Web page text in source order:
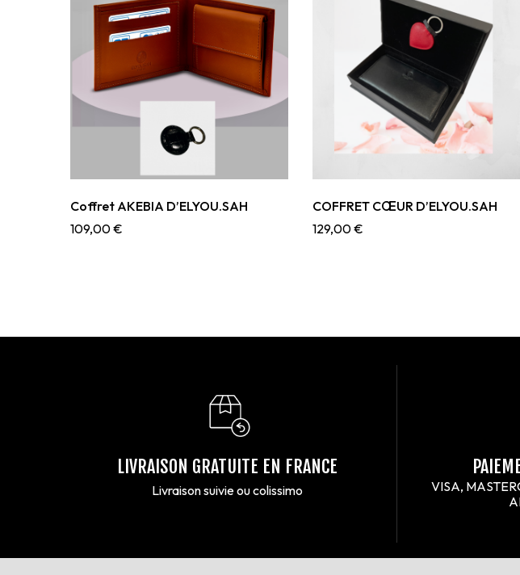
Coffret AKEBIA D’ELYOU.SAH
109,00€
COFFRET CŒUR D’ELYOU.SAH
129,00€
LIVRAISON GRATUITE EN FRANCE
Livraison suivie ou colissimo
VISA,